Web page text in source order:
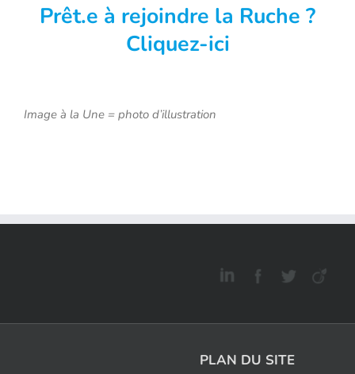
Prêt.e à rejoindre la Ruche ?
Cliquez-ici
Image à la Une = photo d’illustration
PLAN DU SITE